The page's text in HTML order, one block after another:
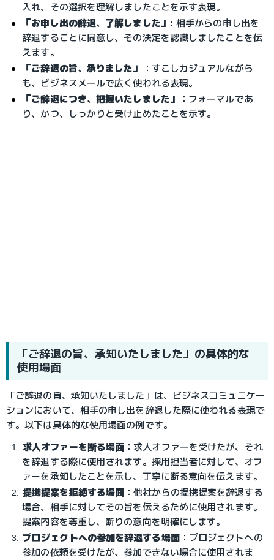
入れ、その選択を理解しましたことを示す表現。
「お申し出の辞退、了解しました」 : 相手からの申し出を
辞退することに同意し、その決定を認識しましたことを伝
えます。
「ご辞退の旨、承りました」
：すこしカジュアルながら
も、ビジネスメールで広く使われる表現。
「ご辞退につき、把握いたしました」
：フォーマルであ
り、かつ、しっかりと受け止めたことを示す。
「ご辞退の旨、承知いたしました」の具体的な
使用場面
「ご辞退の旨、承知いたしました」は、ビジネスコミュニケー
ションにおいて、相手の申し出を辞退した際に使われる表現で
す。以下は具体的な使用場面の例です。
求人オファーを断る場面 ：求人オファーを受けたが、それ
を辞退する際に使用されます。採用担当者に対して、オフ
ァーを承知したことを示し、丁寧に断る意向を伝えます。
提携提案を拒絶する場面 ：他社からの提携提案を辞退する
場合、相手に対してその旨を伝えるために使用されます。
提案内容を尊重し、断りの意向を明確にします。
プロジェクトへの参加を辞退する場面：プロジェクトへの
参加の依頼を受けたが、参加できない場合に使用されま